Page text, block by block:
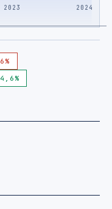
2023 2024